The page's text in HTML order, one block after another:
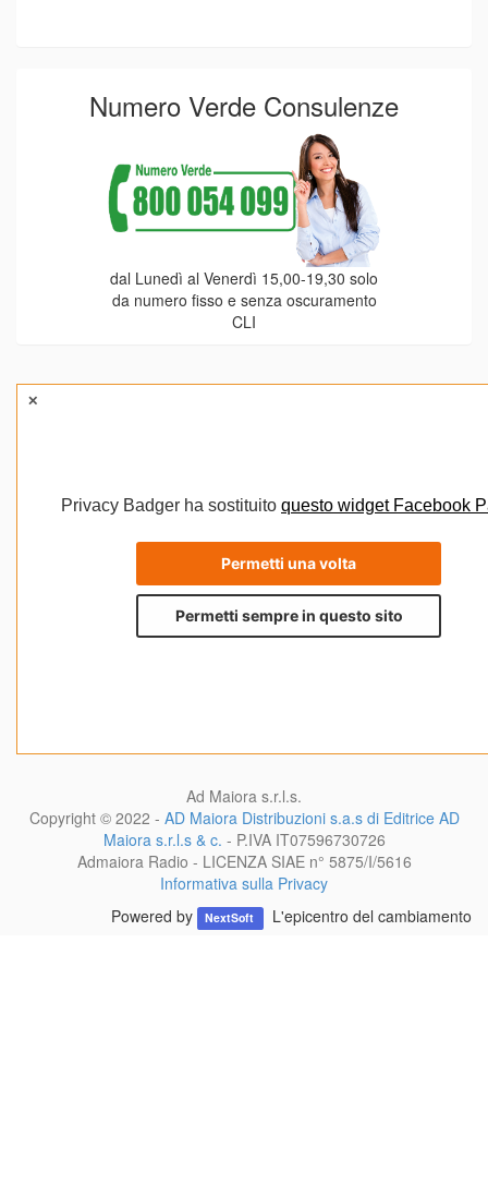
Numero Verde Consulenze
dal Lunedì al Venerdì 15,00-19,30 solo
da numero fisso e senza oscuramento
CLI
Ad Maiora s.r.l.s.
Copyright © 2022 - AD Maiora Distribuzioni s.a.s di Editrice AD
Maiora s.r.l.s & c. - P.IVA IT07596730726
Admaiora Radio - LICENZA SIAE n° 5875/I/5616
Informativa sulla Privacy
Powered by NextSoft L'epicentro del cambiamento